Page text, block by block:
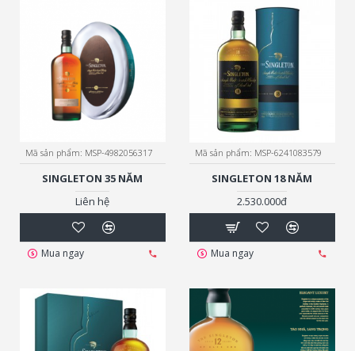
Mã sản phẩm: MSP-4982056317
SINGLETON 35 NĂM
Liên hệ
Mua ngay
Mã sản phẩm: MSP-6241083579
SINGLETON 18 NĂM
2.530.000đ
Mua ngay